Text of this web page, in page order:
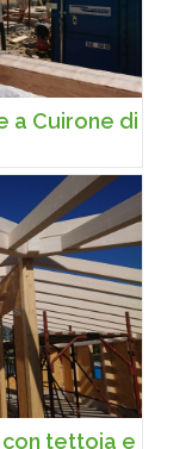
a Cuirone di
con tettoia e